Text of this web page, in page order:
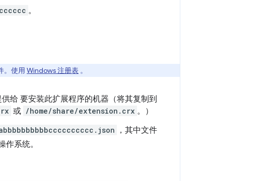
。
。使用 Windows 注册表 。
给 要安装此扩展程序的机器（将其复制到
或 /home/share/extension.crx 。）
，其中文件
系统。